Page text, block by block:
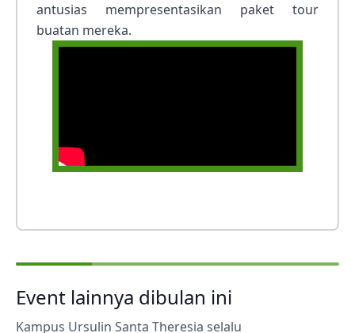
antusias mempresentasikan paket tour
buatan mereka.
Event lainnya dibulan ini
Kampus Ursulin Santa Theresia selalu